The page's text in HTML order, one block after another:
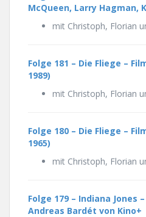
McQueen, Larry Hagman,
mit Christoph, Florian
Folge 181 – Die Fliege –
1989)
mit Christoph, Florian
Folge 180 – Die Fliege –
1965)
mit Christoph, Florian
Folge 179 – Indiana Jones
Andreas Bardét von Kino+